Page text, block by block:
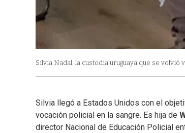
Silvia Nadal, la custodia uruguaya que se
Silvia llegó a Estados Unidos con el
vocación policial en la sangre. Es hija de
director Nacional de Educación Policial